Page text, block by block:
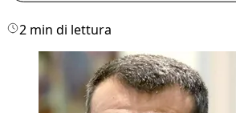
2 min di lettura